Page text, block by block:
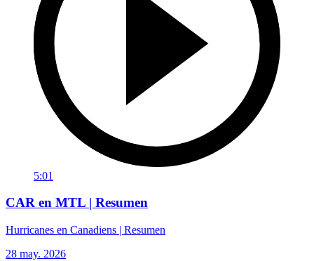
5:01
CAR en MTL | Resumen
Hurricanes en Canadiens | Resumen
28 may. 2026